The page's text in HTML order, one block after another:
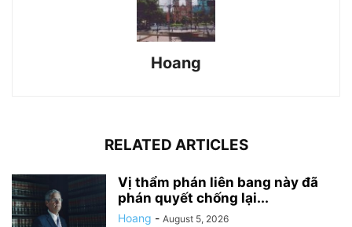
Hoang
RELATED ARTICLES
Vị thẩm phán liên bang này đã
phán quyết chống lại...
Hoang - August 5, 2026